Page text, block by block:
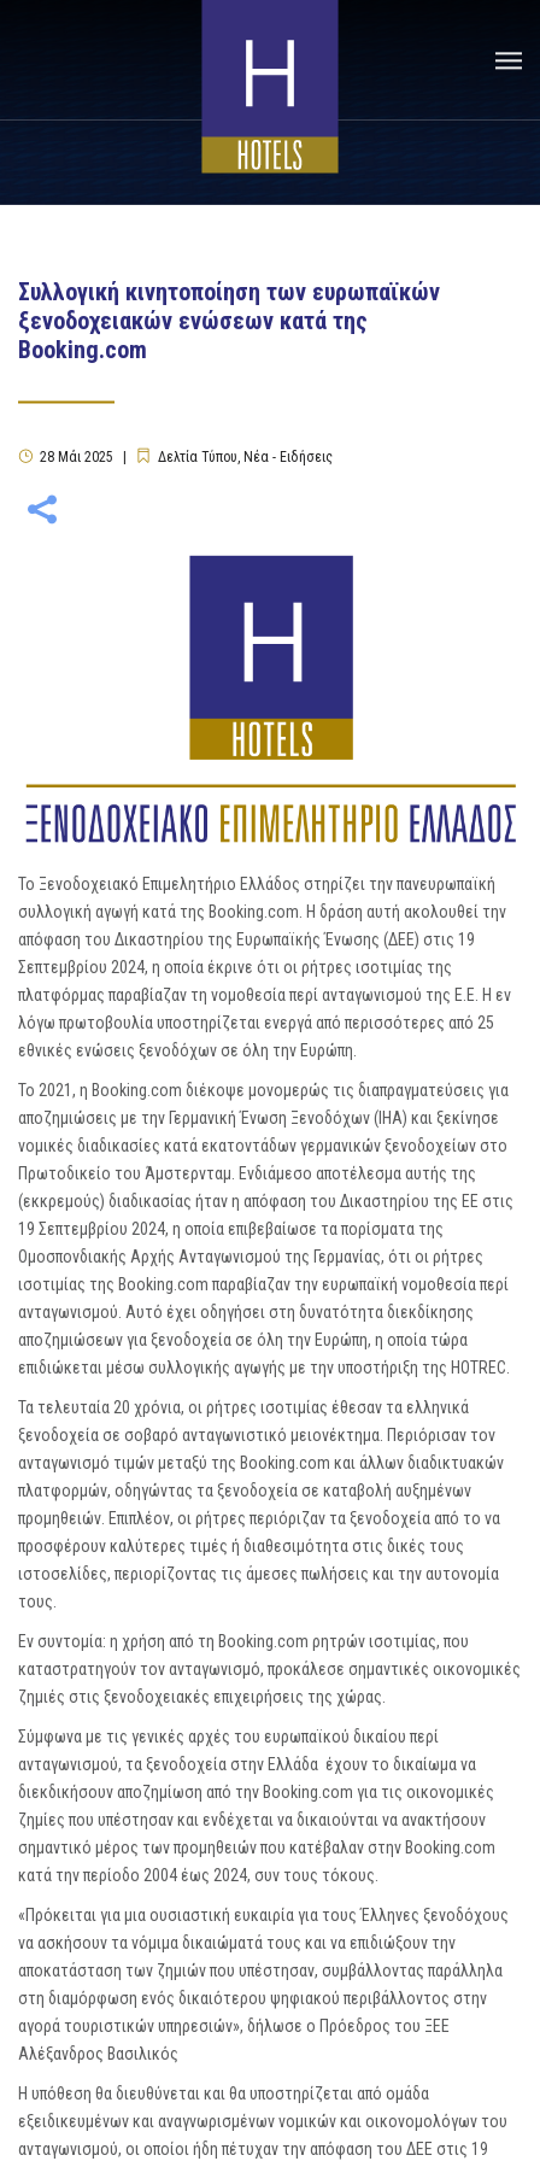
Συλλογική κινητοποίηση των ευρωπαϊκών
ξενοδοχειακών ενώσεων κατά της
Booking.com
28 Μάι 2025 Δελτία Τύπου, Νέα - Ειδήσεις
Το Ξενοδοχειακό Επιμελητήριο Ελλάδος στηρίζει την πανευρωπαϊκή
συλλογική αγωγή κατά της Booking.com. Η δράση αυτή ακολουθεί την
απόφαση του Δικαστηρίου της Ευρωπαϊκής Ένωσης (ΔΕΕ) στις 19
Σεπτεμβρίου 2024, η οποία έκρινε ότι οι ρήτρες ισοτιμίας της
πλατφόρμας παραβίαζαν τη νομοθεσία περί ανταγωνισμού της Ε.Ε. Η εν
λόγω πρωτοβουλία υποστηρίζεται ενεργά από περισσότερες από 25
εθνικές ενώσεις ξενοδόχων σε όλη την Ευρώπη.
Το 2021, η Booking.com διέκοψε μονομερώς τις διαπραγματεύσεις για
αποζημιώσεις με την Γερμανική Ένωση Ξενοδόχων (IHA) και ξεκίνησε
νομικές διαδικασίες κατά εκατοντάδων γερμανικών ξενοδοχείων στο
Πρωτοδικείο του Άμστερνταμ. Ενδιάμεσο αποτέλεσμα αυτής της
(εκκρεμούς) διαδικασίας ήταν η απόφαση του Δικαστηρίου της ΕΕ στις
19 Σεπτεμβρίου 2024, η οποία επιβεβαίωσε τα πορίσματα της
Ομοσπονδιακής Αρχής Ανταγωνισμού της Γερμανίας, ότι οι ρήτρες
ισοτιμίας της Booking.com παραβίαζαν την ευρωπαϊκή νομοθεσία περί
ανταγωνισμού. Αυτό έχει οδηγήσει στη δυνατότητα διεκδίκησης
αποζημιώσεων για ξενοδοχεία σε όλη την Ευρώπη, η οποία τώρα
επιδιώκεται μέσω συλλογικής αγωγής με την υποστήριξη της HOTREC.
Τα τελευταία 20 χρόνια, οι ρήτρες ισοτιμίας έθεσαν τα ελληνικά
ξενοδοχεία σε σοβαρό ανταγωνιστικό μειονέκτημα. Περιόρισαν τον
ανταγωνισμό τιμών μεταξύ της Booking.com και άλλων διαδικτυακών
πλατφορμών, οδηγώντας τα ξενοδοχεία σε καταβολή αυξημένων
προμηθειών. Επιπλέον, οι ρήτρες περιόριζαν τα ξενοδοχεία από το να
προσφέρουν καλύτερες τιμές ή διαθεσιμότητα στις δικές τους
ιστοσελίδες, περιορίζοντας τις άμεσες πωλήσεις και την αυτονομία
τους.
Εν συντομία: η χρήση από τη Booking.com ρητρών ισοτιμίας, που
καταστρατηγούν τον ανταγωνισμό, προκάλεσε σημαντικές οικονομικές
ζημιές στις ξενοδοχειακές επιχειρήσεις της χώρας.
Σύμφωνα με τις γενικές αρχές του ευρωπαϊκού δικαίου περί
ανταγωνισμού, τα ξενοδοχεία στην Ελλάδα έχουν το δικαίωμα να
διεκδικήσουν αποζημίωση από την Booking.com για τις οικονομικές
ζημίες που υπέστησαν και ενδέχεται να δικαιούνται να ανακτήσουν
σημαντικό μέρος των προμηθειών που κατέβαλαν στην Booking.com
κατά την περίοδο 2004 έως 2024, συν τους τόκους.
«Πρόκειται για μια ουσιαστική ευκαιρία για τους Έλληνες ξενοδόχους
να ασκήσουν τα νόμιμα δικαιώματά τους και να επιδιώξουν την
αποκατάσταση των ζημιών που υπέστησαν, συμβάλλοντας παράλληλα
στη διαμόρφωση ενός δικαιότερου ψηφιακού περιβάλλοντος στην
αγορά τουριστικών υπηρεσιών», δήλωσε ο Πρόεδρος του ΞΕΕ
Αλέξανδρος Βασιλικός
Η υπόθεση θα διευθύνεται και θα υποστηρίζεται από ομάδα
εξειδικευμένων και αναγνωρισμένων νομικών και οικονομολόγων του
ανταγωνισμού, οι οποίοι ήδη πέτυχαν την απόφαση του ΔΕΕ στις 19